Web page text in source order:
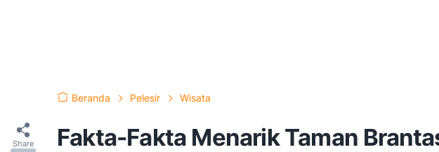
Beranda Pelesir Wisata
Fakta-Fakta Menarik Taman